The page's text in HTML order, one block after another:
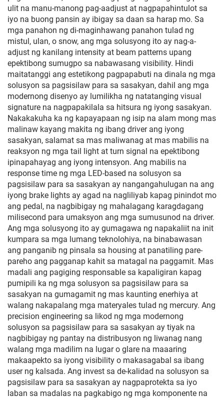
ulit na manu-manong pag-aadjust at nagpapahintulot sa
iyo na buong pansin ay ibigay sa daan sa harap mo. Sa
mga panahon ng di-maginhawang panahon tulad ng
mistul, ulan, o snow, ang mga solusyong ito ay nag-a-
adjust ng kanilang intensity at beam patterns upang
epektibong sumugpo sa nabawasang visibility. Hindi
maitatanggi ang estetikong pagpapabuti na dinala ng mga
solusyon sa pagsisilaw para sa sasakyan, dahil ang mga
modernong disenyo ay lumilikha ng natatanging visual
signature na nagpapakilala sa hitsura ng iyong sasakyan.
Nakakakuha ka ng kapayapaan ng isip na alam mong mas
malinaw kayang makita ng ibang driver ang iyong
sasakyan, salamat sa mas maliwanag at mas mabilis na
reaksyon ng mga tail light at turn signal na epektibong
ipinapahayag ang iyong intensyon. Ang mabilis na
response time ng mga LED-based na solusyon sa
pagsisilaw para sa sasakyan ay nangangahulugan na ang
iyong brake lights ay agad na nagliliyab kapag pinindot mo
ang pedal, na nagbibigay ng mahalagang karagdagang
milisecond para umaksyon ang mga sumusunod na driver.
Ang mga solusyong ito ay gumagawa ng napakaliit na init
kumpara sa mga lumang teknolohiya, na binabawasan
ang panganib ng pinsala sa housing at panatiling pare-
pareho ang pagganap kahit sa matagal na paggamit. Mas
madali ang pagiging responsable sa kapaligiran kapag
pumipili ka ng mga solusyon sa pagsisilaw para sa
sasakyan na gumagamit ng mas kaunting enerhiya at
walang nakapalang mga materyales tulad ng mercury. Ang
precision engineering sa likod ng mga modernong
solusyon sa pagsisilaw para sa sasakyan ay tiyak na
nagbibigay ng pantay na distribusyon ng liwanag nang
walang mga madilim na lugar o glare na maaaring
makaapekto sa iyong visibility o makasagabal sa ibang
user ng kalsada. Ang invest sa de-kalidad na solusyon sa
pagsisilaw para sa sasakyan ay nagpaprotekta sa iyo
laban sa madalas na pagkabigo ng mga komponente na